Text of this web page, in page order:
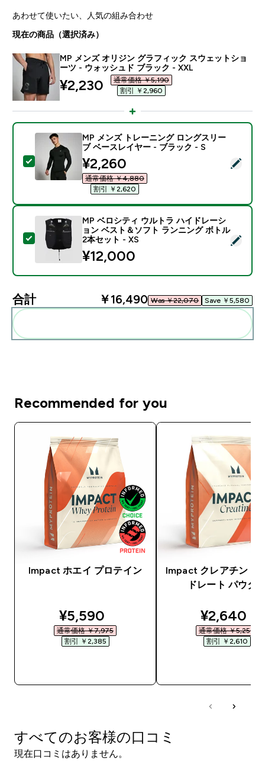
あわせて使いたい、人気の組み合わせ
現在の商品（選択済み）
MP メンズ オリジン グラフィック スウェットショ
ーツ - ウォッシュド ブラック - XXL
discounted price
¥2,230‎
通常価格 ￥5,190‎
割引 ￥2,960‎
この商品を選択 - MP メンズ トレーニング ロングス
MP メンズ トレーニング ロングスリー
ブ ベースレイヤー - ブラック - S
discounted price
¥2,260‎
通常価格 ￥4,880‎
割引 ￥2,620‎
この商品を選択 - MP ベロシティ ウルトラ ハイドレ
MP ベロシティ ウルトラ ハイドレーシ
ョン ベスト＆ソフト ランニング ボトル
2本セット - XS
¥12,000‎
合計 ￥16,490‎ Was ￥22,070‎ Save ￥5,580‎
Recommended for you
Impact ホエイ プロテイン
discounted price
¥5,590‎
通常価格 ￥7,975‎
割引 ￥2,385‎
Impact クレアチン モ
ドレート パウダ
¥2,640‎
通常価格 ￥5,250‎
割引 ￥2,610‎
すべてのお客様の口コミ
現在口コミはありません。